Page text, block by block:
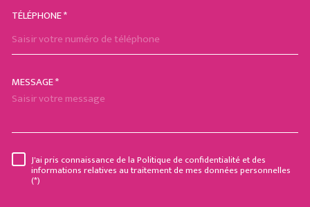
TÉLÉPHONE *
MESSAGE *
RÈGLEMENTATION
J'ai pris connaissance de la Politique de confidentialité et des
informations relatives au traitement de mes données personnelles
(*)